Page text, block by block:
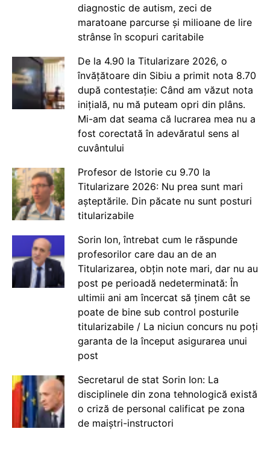
diagnostic de autism, zeci de
maratoane parcurse și milioane de lire
strânse în scopuri caritabile
De la 4.90 la Titularizare 2026, o
învățătoare din Sibiu a primit nota 8.70
după contestație: Când am văzut nota
inițială, nu mă puteam opri din plâns.
Mi-am dat seama că lucrarea mea nu a
fost corectată în adevăratul sens al
cuvântului
Profesor de Istorie cu 9.70 la
Titularizare 2026: Nu prea sunt mari
așteptările. Din păcate nu sunt posturi
titularizabile
Sorin Ion, întrebat cum le răspunde
profesorilor care dau an de an
Titularizarea, obțin note mari, dar nu au
post pe perioadă nedeterminată: În
ultimii ani am încercat să ținem cât se
poate de bine sub control posturile
titularizabile / La niciun concurs nu poți
garanta de la început asigurarea unui
post
Secretarul de stat Sorin Ion: La
disciplinele din zona tehnologică există
o criză de personal calificat pe zona
de maiștri-instructori